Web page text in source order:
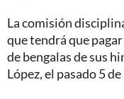
La comisión
que tendrá que
de bengalas de sus
López, el pasado 5